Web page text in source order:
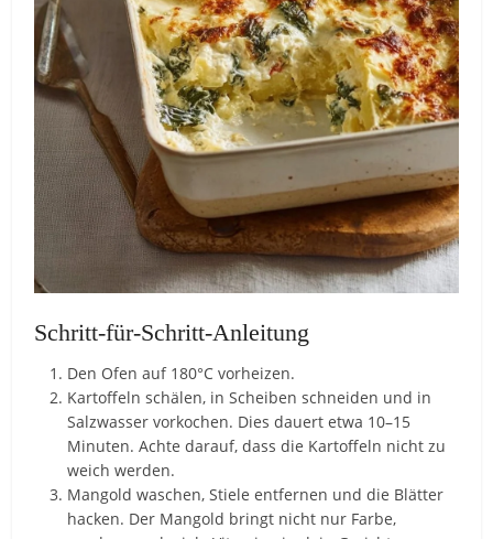
Schritt-für-Schritt-Anleitung
Den Ofen auf 180°C vorheizen.
Kartoffeln schälen, in Scheiben schneiden und in
Salzwasser vorkochen. Dies dauert etwa 10–15
Minuten. Achte darauf, dass die Kartoffeln nicht zu
weich werden.
Mangold waschen, Stiele entfernen und die Blätter
hacken. Der Mangold bringt nicht nur Farbe,